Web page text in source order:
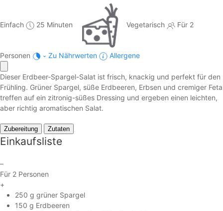
Einfach 25 Minuten Vegetarisch Für 2
Personen Zu Nährwerten Allergene
Dieser Erdbeer-Spargel-Salat ist frisch, knackig und perfekt für den
Frühling. Grüner Spargel, süße Erdbeeren, Erbsen und cremiger Feta
treffen auf ein zitronig-süßes Dressing und ergeben einen leichten,
aber richtig aromatischen Salat.
Zubereitung Zutaten
Einkaufsliste
–
Für 2 Personen
+
250 g grüner Spargel
150 g Erdbeeren